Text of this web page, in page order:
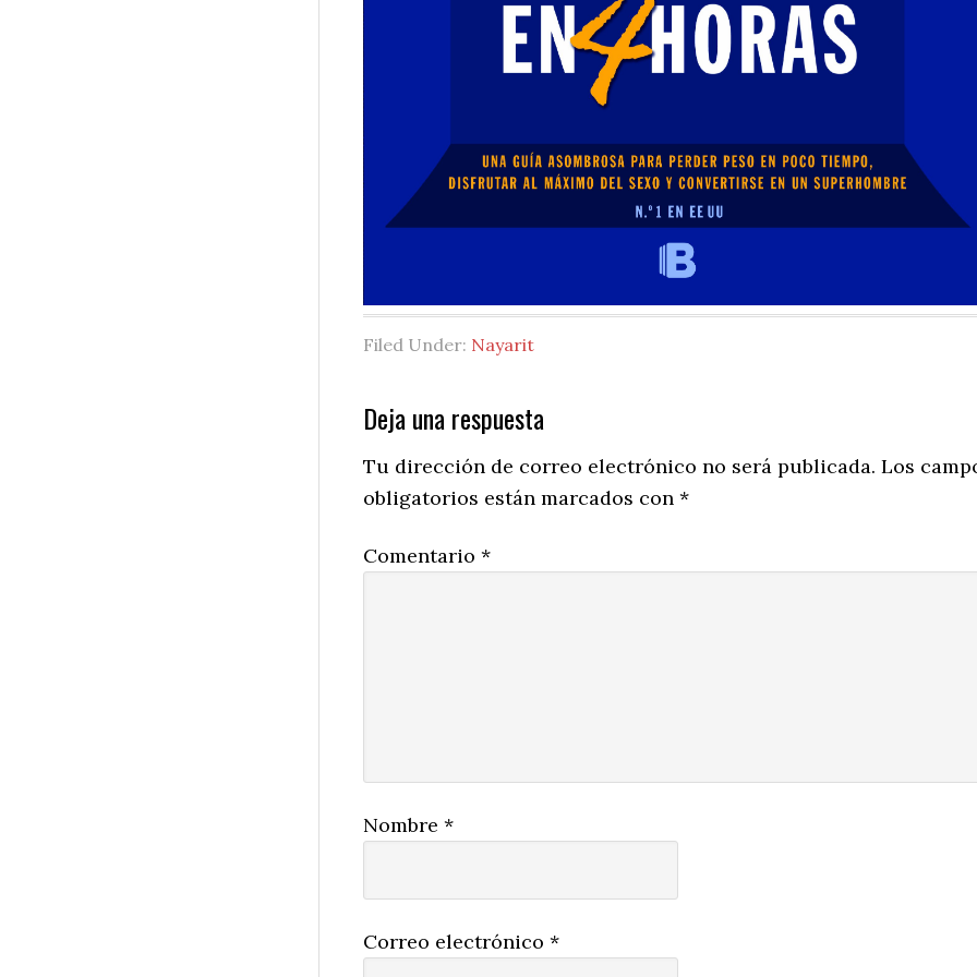
Filed Under: Nayarit
Reader
Interactions
Deja una respuesta
Tu dirección de correo electrónico no será publicada. Los
obligatorios están marcados con *
Comentario *
Nombre *
Correo electrónico *